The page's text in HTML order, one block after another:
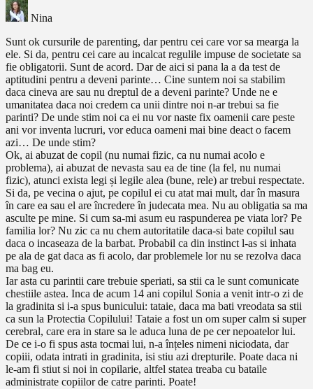
Nina
Sunt ok cursurile de parenting, dar pentru cei care vor sa mearga la
ele. Si da, pentru cei care au incalcat regulile impuse de societate sa
fie obligatorii. Sunt de acord. Dar de aici si pana la a da test de
aptitudini pentru a deveni parinte… Cine suntem noi sa stabilim
daca cineva are sau nu dreptul de a deveni parinte? Unde ne e
umanitatea daca noi credem ca unii dintre noi n-ar trebui sa fie
parinti? De unde stim noi ca ei nu vor naste fix oamenii care peste
ani vor inventa lucruri, vor educa oameni mai bine deact o facem
azi… De unde stim?
Ok, ai abuzat de copil (nu numai fizic, ca nu numai acolo e
problema), ai abuzat de nevasta sau ea de tine (la fel, nu numai
fizic), atunci exista legi și legile alea (bune, rele) ar trebui respectate.
Si da, pe vecina o ajut, pe copilul ei cu atat mai mult, dar în masura
în care ea sau el are încredere în judecata mea. Nu au obligatia sa ma
asculte pe mine. Si cum sa-mi asum eu raspunderea pe viata lor? Pe
familia lor? Nu zic ca nu chem autoritatile daca-si bate copilul sau
daca o incaseaza de la barbat. Probabil ca din instinct l-as si inhata
pe ala de gat daca as fi acolo, dar problemele lor nu se rezolva daca
ma bag eu.
Iar asta cu parintii care trebuie speriati, sa stii ca le sunt comunicate
chestiile astea. Inca de acum 14 ani copilul Sonia a venit intr-o zi de
la gradinita si i-a spus bunicului: tataie, daca ma bati vreodata sa stii
ca sun la Protectia Copilului! Tataie a fost un om super calm si super
cerebral, care era in stare sa le aduca luna de pe cer nepoatelor lui.
De ce i-o fi spus asta tocmai lui, n-a înțeles nimeni niciodata, dar
copiii, odata intrati in gradinita, isi stiu azi drepturile. Poate daca ni
le-am fi stiut si noi in copilarie, altfel statea treaba cu bataile
administrate copiilor de catre parinti. Poate!